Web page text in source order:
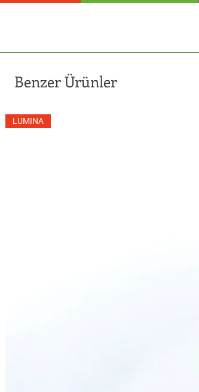
Benzer Ürünler
LUMINA